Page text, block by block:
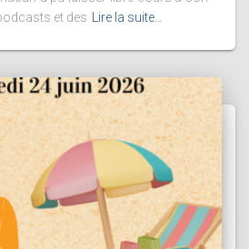
et des Lire la suite…